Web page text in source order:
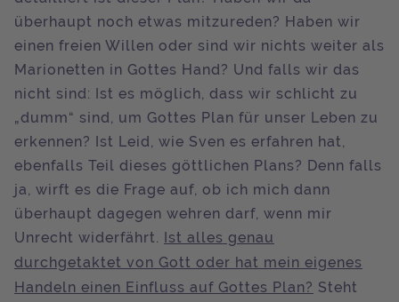
überhaupt noch etwas mitzureden? Haben wir
einen freien Willen oder sind wir nichts weiter als
Marionetten in Gottes Hand? Und falls wir das
nicht sind: Ist es möglich, dass wir schlicht zu
„dumm“ sind, um Gottes Plan für unser Leben zu
erkennen? Ist Leid, wie Sven es erfahren hat,
ebenfalls Teil dieses göttlichen Plans? Denn falls
ja, wirft es die Frage auf, ob ich mich dann
überhaupt dagegen wehren darf, wenn mir
Unrecht widerfährt. Ist alles genau
durchgetaktet von Gott oder hat mein eigenes
Handeln einen Einfluss auf Gottes Plan? Steht